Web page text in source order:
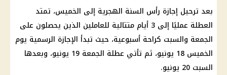
بعد ترحيل إجازة رأس السنة الهجرية إلى الخميس، تمتد
العطلة عمليًا إلى 3 أيام متتالية للعاملين الذين يحصلون على
الجمعة والسبت كراحة أسبوعية، حيث تبدأ الإجازة الرسمية يوم
الخميس 18 يونيو
، ثم تأتي عطلة الجمعة 19 يونيو، وبعدها
السبت 20 يونيو.